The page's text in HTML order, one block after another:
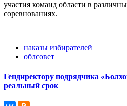
участия команд области в
соревнованиях.
наказы избирателей
облсовет
Гендиректору подрядчика
реальный срок